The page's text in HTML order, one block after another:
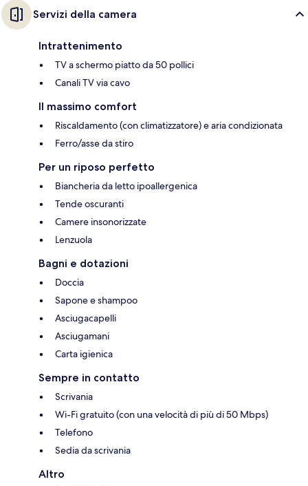
Servizi della camera
Intrattenimento
TV a schermo piatto da 50 pollici
Canali TV via cavo
Il massimo comfort
Riscaldamento (con climatizzatore) e aria condizionata
Ferro/asse da stiro
Per un riposo perfetto
Biancheria da letto ipoallergenica
Tende oscuranti
Camere insonorizzate
Lenzuola
Bagni e dotazioni
Doccia
Sapone e shampoo
Asciugacapelli
Asciugamani
Carta igienica
Sempre in contatto
Scrivania
Wi-Fi gratuito (con una velocità di più di 50 Mbps)
Telefono
Sedia da scrivania
Altro